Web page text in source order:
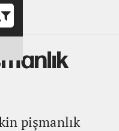
pişmanlık